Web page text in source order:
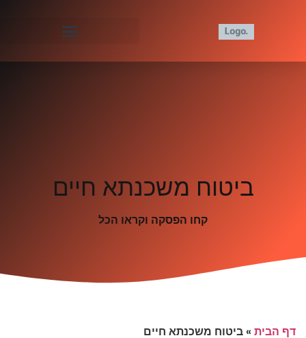
ביטוח משכנתא חיים
קחו הפסקה וקראו הכל
דף הבית»ביטוח משכנתא חיים